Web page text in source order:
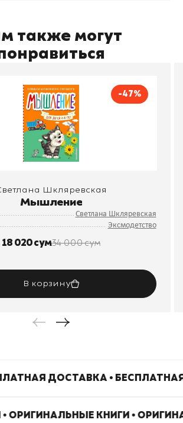
также могут
-47%
Шкляревская
Мышление
Светлана Шкляревская
Эксмодетство
18 020 сум34 000 сум
В корзину
ДОСТАВКА •
ОРИГИНАЛЬНЫЕ КНИГИ •